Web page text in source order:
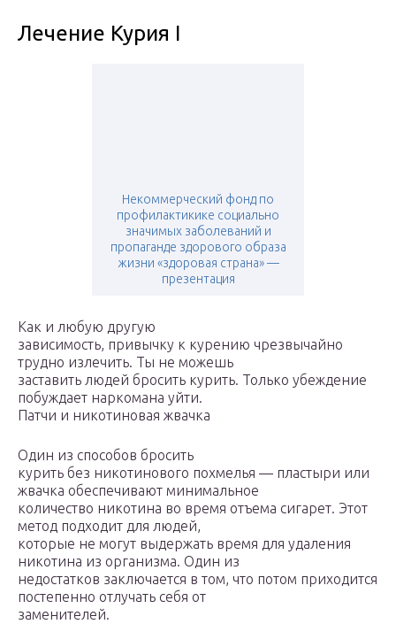
Лечение Курия I
Некоммерческий фонд по
профилактикике социально
значимых заболеваний и
пропаганде здорового образа
жизни «здоровая страна» —
презентация
Как и любую другую
зависимость, привычку к курению чрезвычайно
трудно излечить. Ты не можешь
заставить людей бросить курить. Только убеждение
побуждает наркомана уйти.
Патчи и никотиновая жвачка
Один из способов бросить
курить без никотинового похмелья — пластыри или
жвачка обеспечивают минимальное
количество никотина во время отъема сигарет. Этот
метод подходит для людей,
которые не могут выдержать время для удаления
никотина из организма. Один из
недостатков заключается в том, что потом приходится
постепенно отлучать себя от
заменителей.